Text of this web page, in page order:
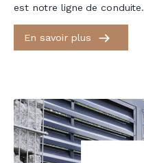
est notre ligne de conduite.
En savoir plus